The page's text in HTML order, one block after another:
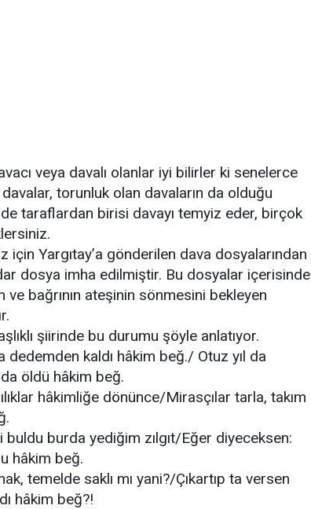
veya davalı olanlar iyi bilirler ki senelerce
torunluk olan davaların da olduğu
taraflardan birisi davayı temyiz eder, birçok
için Yargıtay’a gönderilen dava dosyalarından
dosya imha edilmiştir. Bu dosyalar içerisinde
bağrının ateşinin sönmesini bekleyen
şiirinde bu durumu şöyle anlatıyor.
kaldı hâkim beğ./ Otuz yıl da
öldü hâkim beğ.
hâkimliğe dönünce/Mirasçılar tarla, takım
burda yediğim zılgıt/Eğer diyeceksen:
hâkim beğ.
temelde saklı mı yani?/Çıkartıp ta versen
hâkim beğ?!